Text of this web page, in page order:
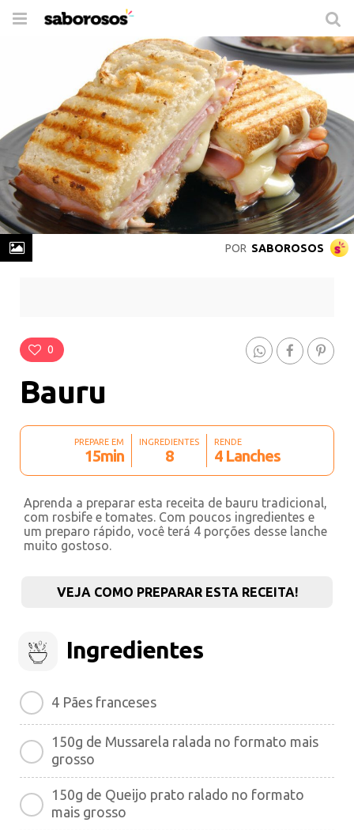
Trocar
POR SABOROSOS
0
Bauru
PREPARE EM
15min
INGREDIENTES
8
RENDE
4 Lanches
Aprenda a preparar esta receita de bauru tradicional,
com rosbife e tomates. Com poucos ingredientes e
um preparo rápido, você terá 4 porções desse lanche
muito gostoso.
VEJA COMO PREPARAR ESTA RECEITA!
Ingredientes
4 Pães franceses
150g de Mussarela ralada no formato mais
grosso
150g de Queijo prato ralado no formato
mais grosso